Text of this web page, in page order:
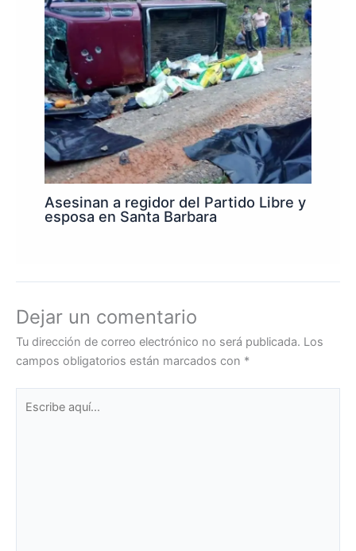
Asesinan a regidor del Partido Libre y
esposa en Santa Barbara
Dejar un comentario
Tu dirección de correo electrónico no será publicada. Los
campos obligatorios están marcados con *
aquí...